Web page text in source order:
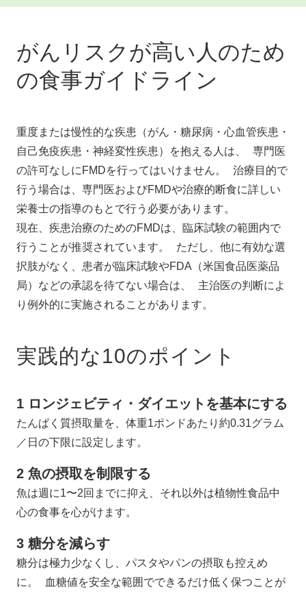
がんリスクが高い人のため
の食事ガイドライン
重度または慢性的な疾患（がん・糖尿病・心血管疾患・
自己免疫疾患・神経変性疾患）を抱える人は、 専門医
の許可なしにFMDを行ってはいけません。 治療目的で
行う場合は、専門医およびFMDや治療的断食に詳しい
栄養士の指導のもとで行う必要があります。
現在、疾患治療のためのFMDは、臨床試験の範囲内で
行うことが推奨されています。 ただし、他に有効な選
択肢がなく、患者が臨床試験やFDA（米国食品医薬品
局）などの承認を待てない場合は、 主治医の判断によ
り例外的に実施されることがあります。
実践的な10のポイント
1 ロンジェビティ・ダイエットを基本にする
たんぱく質摂取量を、体重1ポンドあたり約0.31グラム
／日の下限に設定します。
2 魚の摂取を制限する
魚は週に1〜2回までに抑え、それ以外は植物性食品中
心の食事を心がけます。
3 糖分を減らす
糖分は極力少なくし、パスタやパンの摂取も控えめ
に。 血糖値を安全な範囲でできるだけ低く保つことが